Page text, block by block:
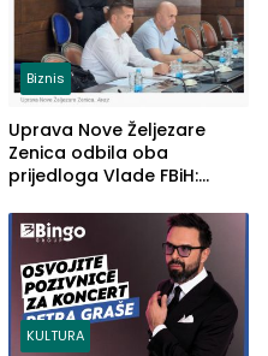
Biznis
Uprava Nove Željezare
Zenica odbila oba
prijedloga Vlade FBiH:
rješenje
KULTURA